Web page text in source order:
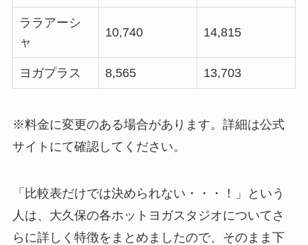
ララアーシ
ャ
10,740 14,815
ヨガプラス 8,565 13,703
※料金に変更のある場合があります。詳細は公式
サイトにて確認してください。
「比較表だけでは決められない・・・！」という
人は、大久保の各ホットヨガスタジオについてさ
らに詳しく特徴をまとめましたので、そのまま下